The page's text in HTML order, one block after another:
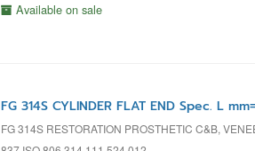
Available on sale
FG 314S CYLINDER FLAT END Spec. L
FG 314S RESTORATION PROSTHETIC C&B,